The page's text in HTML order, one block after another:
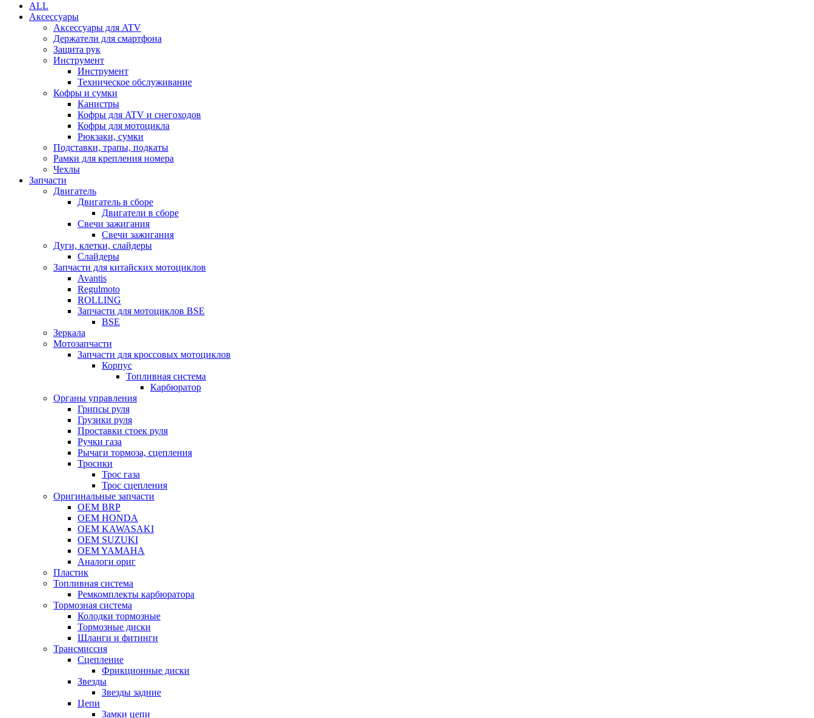
ALL
Аксессуары
Аксессуары для ATV
Держатели для смартфона
Защита рук
Инструмент
Инструмент
Техническое обслуживание
Кофры и сумки
Канистры
Кофры для ATV и снегоходов
Кофры для мотоцикла
Рюкзаки, сумки
Подставки, трапы, подкаты
Рамки для крепления номера
Чехлы
Запчасти
Двигатель
Двигатель в сборе
Двигатели в сборе
Свечи зажигания
Свечи зажигания
Дуги, клетки, слайдеры
Слайдеры
Запчасти для китайских мотоциклов
Avantis
Regulmoto
ROLLING
Запчасти для мотоциклов BSE
BSE
Зеркала
Мотозапчасти
Запчасти для кроссовых мотоциклов
Корпус
Топливная система
Карбюратор
Органы управления
Грипсы руля
Грузики руля
Проставки стоек руля
Ручки газа
Рычаги тормоза, сцепления
Тросики
Трос газа
Трос сцепления
Оригинальные запчасти
OEM BRP
OEM HONDA
OEM KAWASAKI
OEM SUZUKI
OEM YAMAHA
Аналоги ориг
Пластик
Топливная система
Ремкомплекты карбюратора
Тормозная система
Колодки тормозные
Тормозные диски
Шланги и фитинги
Трансмиссия
Cцепление
Фрикционные диски
Звезды
Звезды задние
Цепи
Замки цепи